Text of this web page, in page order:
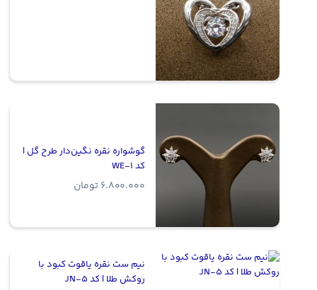
گوشواره نقره نگین‌دار طرح گل |
کد WE-1
6.800.000 تومان
نیم ست نقره یاقوت کبود با
روکش طلا | کد JN-5